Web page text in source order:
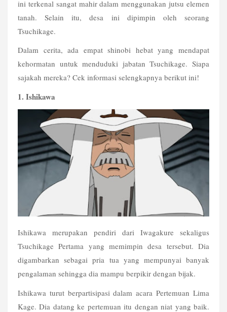
ini terkenal sangat mahir dalam menggunakan jutsu elemen
tanah. Selain itu, desa ini dipimpin oleh seorang
Tsuchikage.
Dalam cerita, ada empat shinobi hebat yang mendapat
kehormatan untuk menduduki jabatan Tsuchikage. Siapa
sajakah mereka? Cek informasi selengkapnya berikut ini!
1. Ishikawa
Ishikawa merupakan pendiri dari Iwagakure sekaligus
Tsuchikage Pertama yang memimpin desa tersebut. Dia
digambarkan sebagai pria tua yang mempunyai banyak
pengalaman sehingga dia mampu berpikir dengan bijak.
Ishikawa turut berpartisipasi dalam acara Pertemuan Lima
Kage. Dia datang ke pertemuan itu dengan niat yang baik.